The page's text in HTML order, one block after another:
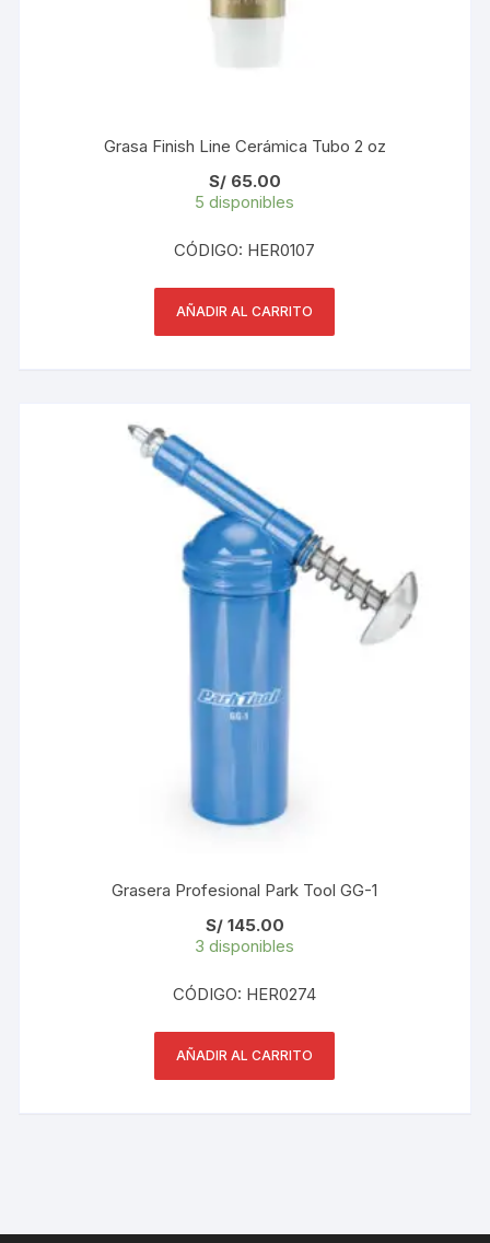
Grasa Finish Line Cerámica Tubo 2 oz
S/65.00
5 disponibles
CÓDIGO: HER0107
AÑADIR AL CARRITO
Grasera Profesional Park Tool GG-1
S/145.00
3 disponibles
CÓDIGO: HER0274
AÑADIR AL CARRITO